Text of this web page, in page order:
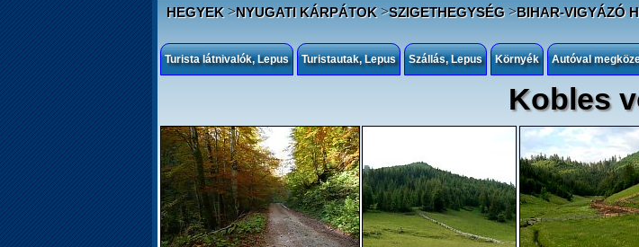
HEGYEK>NYUGATI KÁRPÁTOK>SZIGETHEGYSÉG>BIHAR-VIGYÁZÓ
Turista látnivalók, Lepus Turistautak, Lepus Szállás, Lepus Környék Autóval
Kobles